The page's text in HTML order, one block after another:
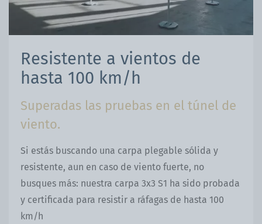
Resistente a vientos de
hasta 100 km/h
Superadas las pruebas en el túnel de
viento.
Si estás buscando una carpa plegable sólida y
resistente, aun en caso de viento fuerte, no
busques más: nuestra carpa 3x3 S1 ha sido probada
y certificada para resistir a ráfagas de hasta 100
km/h